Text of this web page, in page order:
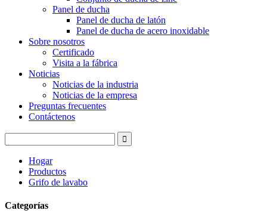
Panel de ducha
Panel de ducha de latón
Panel de ducha de acero inoxidable
Sobre nosotros
Certificado
Visita a la fábrica
Noticias
Noticias de la industria
Noticias de la empresa
Preguntas frecuentes
Contáctenos
Hogar
Productos
Grifo de lavabo
Categorías